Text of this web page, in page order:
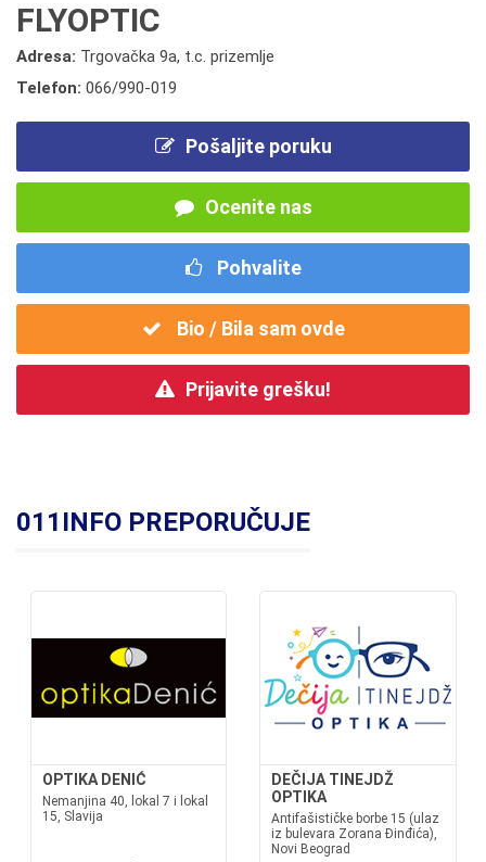
FLYOPTIC
Adresa: Trgovačka 9a, t.c. prizemlje
Telefon: 066/990-019
Pošaljite poruku
Ocenite nas
Pohvalite
Bio / Bila sam ovde
Prijavite grešku!
011INFO PREPORUČUJE
OPTIKA DENIĆ
Nemanjina 40, lokal 7 i lokal
15, Slavija
DEČIJA TINEJDŽ
OPTIKA
Antifašističke borbe 15 (ulaz
iz bulevara Zorana Đinđića),
Novi Beograd